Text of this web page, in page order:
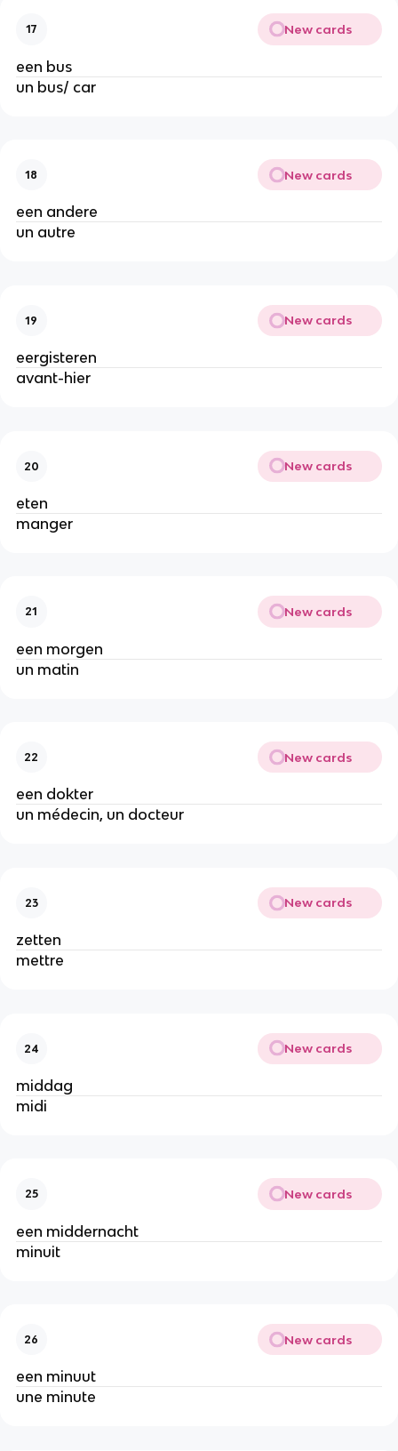
17 New cards
een bus
un bus/ car
18 New cards
een andere
un autre
19 New cards
eergisteren
avant-hier
20 New cards
eten
manger
21 New cards
een morgen
un matin
22 New cards
een dokter
un médecin, un docteur
23 New cards
zetten
mettre
24 New cards
middag
midi
25 New cards
een middernacht
minuit
26 New cards
een minuut
une minute